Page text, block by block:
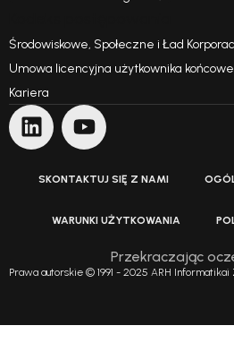
Środowiskowe, Społeczne i Ład
Umowa licencyjna użytkownika
Kariera
SKONTAKTUJ SIĘ Z NAMI
WARUNKI UŻYTKOWANIA
Przekraczając
Prawa autorskie © 1991 - 2025 ARH